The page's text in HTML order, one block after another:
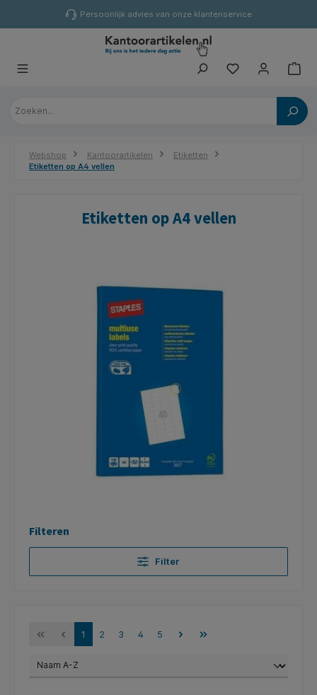
Persoonlijk advies van onze klantenservice
Webshop Kantoorartikelen
Etiketten
Etiketten op A4 vellen
Etiketten op A4 vellen
Filteren
Filter
1 2 3 4 5